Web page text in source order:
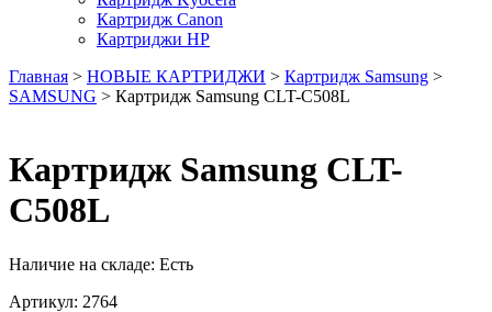
Картридж Canon
Картриджи HP
Главная > НОВЫЕ КАРТРИДЖИ > Картридж Samsung >
SAMSUNG > Картридж Samsung CLT-C508L
Картридж Samsung CLT-
C508L
Наличие на складе: Есть
Артикул: 2764